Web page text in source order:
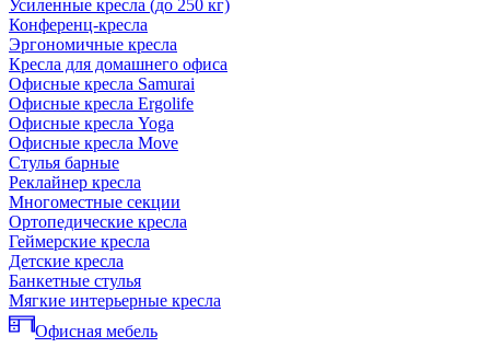
Усиленные кресла (до 250 кг)
Конференц-кресла
Эргономичные кресла
Кресла для домашнего офиса
Офисные кресла Samurai
Офисные кресла Ergolife
Офисные кресла Yoga
Офисные кресла Move
Стулья барные
Реклайнер кресла
Многоместные секции
Ортопедические кресла
Геймерские кресла
Детские кресла
Банкетные стулья
Мягкие интерьерные кресла
Офисная мебель